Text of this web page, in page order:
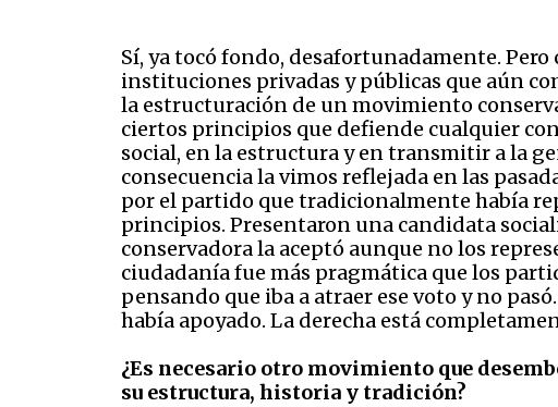
Sí, ya tocó fondo, desafortunadamente.
instituciones privadas y públicas que aún
la estructuración de un movimiento
ciertos principios que defiende cualquier
social, en la estructura y en transmitir a la
consecuencia la vimos reflejada en las
por el partido que tradicionalmente había
principios. Presentaron una candidata
conservadora la aceptó aunque no los
ciudadanía fue más pragmática que los
pensando que iba a atraer ese voto y no
había apoyado. La derecha está
¿Es necesario otro movimiento que
su estructura, historia y tradición?